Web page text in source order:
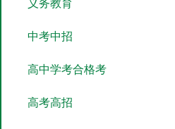
义务教育
中考中招
高中学考合格考
高考高招